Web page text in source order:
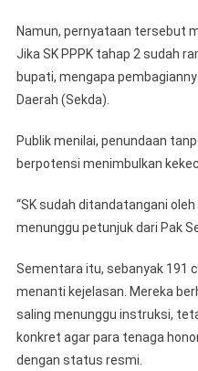
Namun, pernyataan tersebut
Jika SK PPPK tahap 2 sudah
bupati, mengapa
Daerah (Sekda).
Publik menilai, penundaan
berpotensi menimbulkan
“SK sudah ditandatangani
menunggu petunjuk dari Pak
Sementara itu, sebanyak 191
menanti kejelasan. Mereka
saling menunggu instruksi,
konkret agar para tenaga
dengan status resmi.